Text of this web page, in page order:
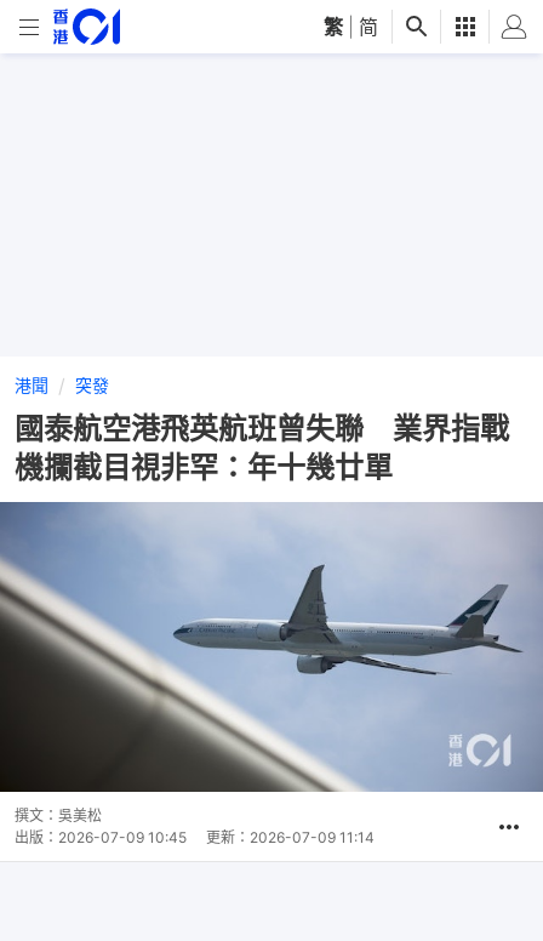
繁 简
港聞 突發
國泰航空港飛英航班曾失聯 業界指戰
機攔截目視非罕：年十幾廿單
撰文： 吳美松
出版： 2026-07-09 10:45 更新： 2026-07-09 11:14